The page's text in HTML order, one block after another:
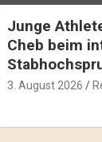
Junge
Cheb beim
3. August 2026